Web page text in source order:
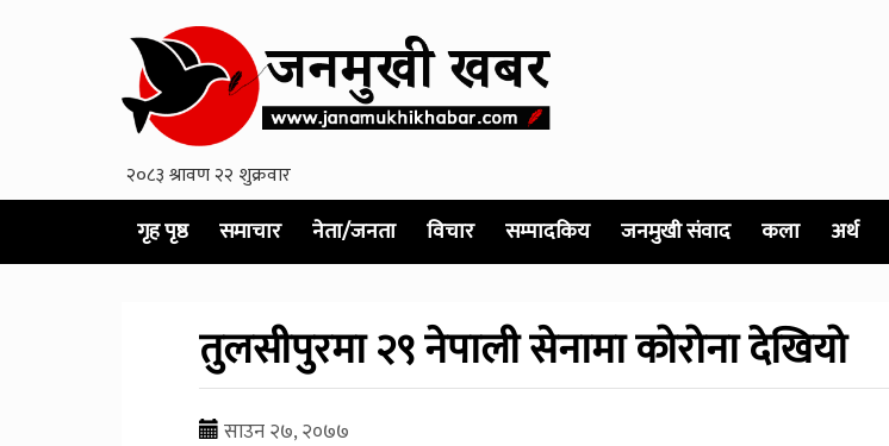
गृह पृष्ठ समाचार नेता/जनता विचार सम्पादकिय जनमुखी संवाद कला अर्थ
तुलसीपुरमा २९ नेपाली सेनामा कोरोना देखियो
साउन २७, २०७७